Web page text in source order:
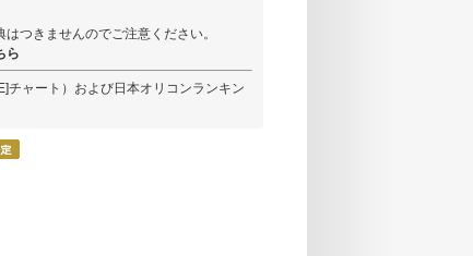
つきませんのでご注意ください。
ら
ャート）および日本オリコンランキン